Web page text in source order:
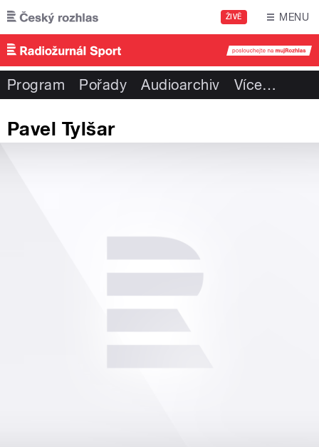
Přejít k hlavnímu obsahu
ŽIVĚ MENU
Program Pořady Audioarchiv Více…
Pavel Tylšar